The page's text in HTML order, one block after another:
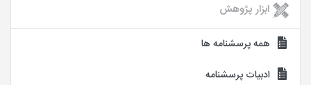
ابزار پژوهش
همه پرسشنامه ها
ادبیات پرسشنامه